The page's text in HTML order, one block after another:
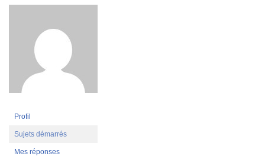
Profil
Sujets démarrés
Mes réponses